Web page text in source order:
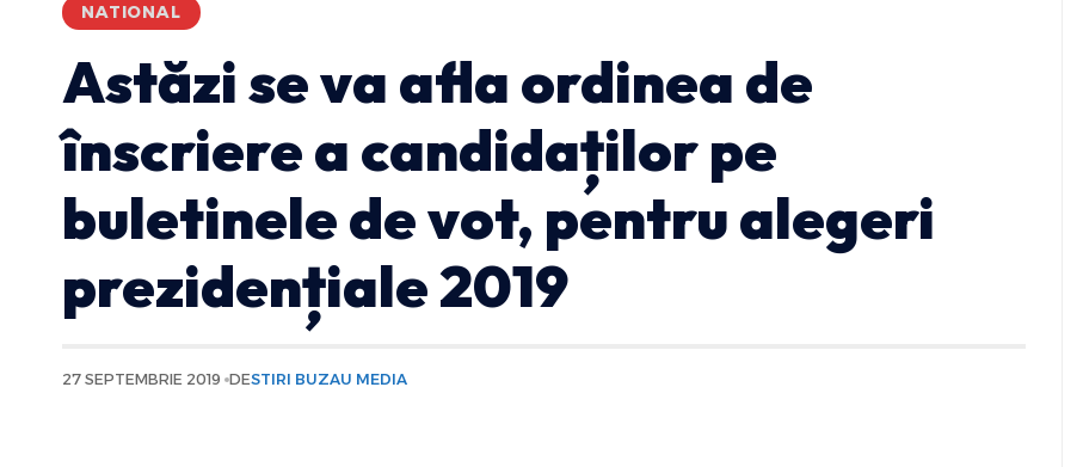
NATIONAL
Astăzi se va afla ordinea de
înscriere a candidaților pe
buletinele de vot, pentru alegeri
prezidențiale 2019
27 SEPTEMBRIE 2019 DESTIRI BUZAU MEDIA